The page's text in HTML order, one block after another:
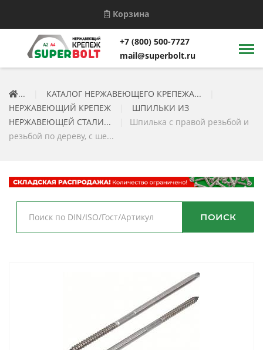
Корзина
+7 (800) 500-7727
mail@superbolt.ru
... КАТАЛОГ НЕРЖАВЕЮЩЕГО КРЕПЕЖА...
НЕРЖАВЕЮЩИЙ КРЕПЕЖ
ШПИЛЬКИ ИЗ
НЕРЖАВЕЮЩЕЙ СТАЛИ...
Шпилька с правой резьбой и
резьбой по дереву, с ше...
ПОИСК